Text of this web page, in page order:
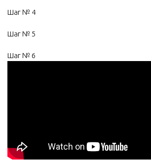
Шаг № 4
Шаг № 5
Шаг № 6